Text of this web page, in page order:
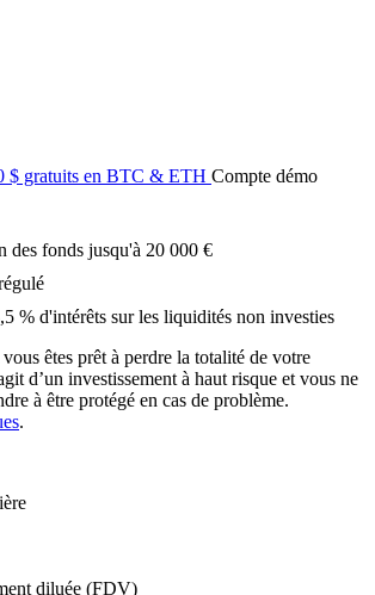
$ gratuits en BTC & ETH Compte démo
des fonds jusqu'à 20 000 €
% d'intérêts sur les liquidités non investies
êtes prêt à perdre la totalité de votre
d’un investissement à haut risque et vous ne
à être protégé en cas de problème.
.
diluée (FDV)